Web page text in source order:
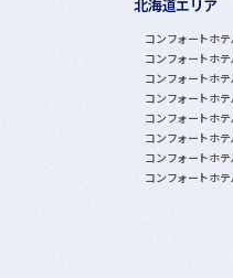
北海道エリア
コンフォートホ
コンフォートホテ
コンフォートホ
コンフォートホ
コンフォートホ
コンフォートホ
コンフォートホ
コンフォートホ